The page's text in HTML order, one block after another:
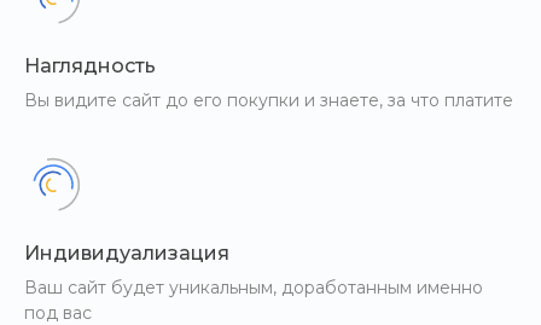
Наглядность
Вы видите сайт до его покупки и знаете, за что платите
Индивидуализация
Ваш сайт будет уникальным, доработанным именно
под вас